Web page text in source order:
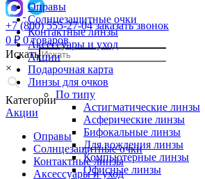
+7 (800) 555-27-04 заказать звонок
0 ₽ 0 товаров
Искать
×
Категории
Акции
Оправы
Солнцезащитные очки
Контактные линзы
Аксессуары и уход
Оправы
Солнцезащитные очки
Контактные линзы
Аксессуары и уход
Акции
Подарочная карта
Линзы для очков
По типу
Астигматические линзы
Асферические линзы
Бифокальные линзы
Для вождения линзы
Компьютерные линзы
Офисные линзы